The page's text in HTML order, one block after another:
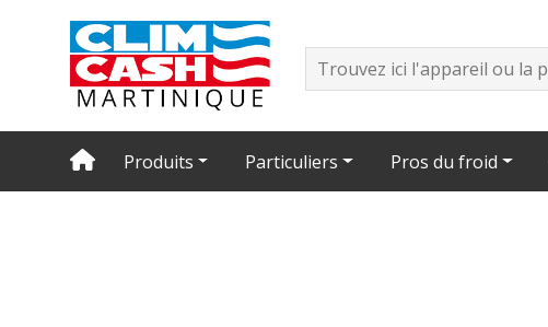
Produits Particuliers Pros du froid